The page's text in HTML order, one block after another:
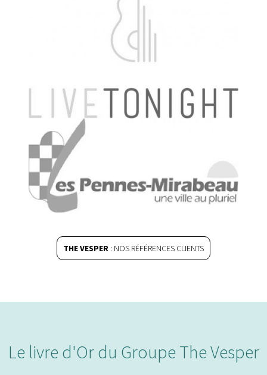
THE VESPER : NOS RÉFÉRENCES CLIENTS
Le livre d'Or du Groupe The Vesper